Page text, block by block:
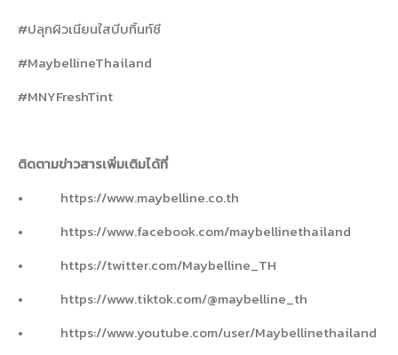
#ปลุกผิวเนียนใสบีบทิ้นท์ซี
#MaybellineThailand
#MNYFreshTint
ติดตามข่าวสารเพิ่มเติมได้ที่
•
https://www.maybelline.co.th
•
https://www.facebook.com/maybellinethailand
•
https://twitter.com/Maybelline_TH
•
https://www.tiktok.com/@maybelline_th
•
https://www.youtube.com/user/Maybellinethailand